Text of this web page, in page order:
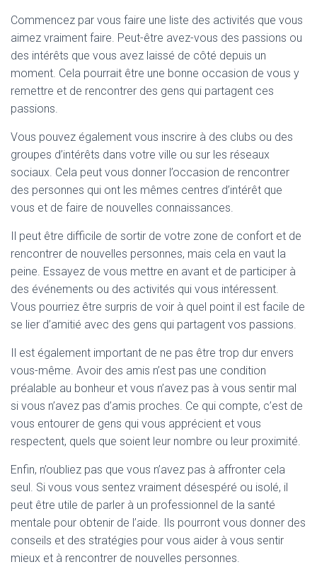
Commencez par vous faire une liste des activités que vous
aimez vraiment faire. Peut-être avez-vous des passions ou
des intérêts que vous avez laissé de côté depuis un
moment. Cela pourrait être une bonne occasion de vous y
remettre et de rencontrer des gens qui partagent ces
passions.
Vous pouvez également vous inscrire à des clubs ou des
groupes d’intérêts dans votre ville ou sur les réseaux
sociaux. Cela peut vous donner l’occasion de rencontrer
des personnes qui ont les mêmes centres d’intérêt que
vous et de faire de nouvelles connaissances.
Il peut être difficile de sortir de votre zone de confort et de
rencontrer de nouvelles personnes, mais cela en vaut la
peine. Essayez de vous mettre en avant et de participer à
des événements ou des activités qui vous intéressent.
Vous pourriez être surpris de voir à quel point il est facile de
se lier d’amitié avec des gens qui partagent vos passions.
Il est également important de ne pas être trop dur envers
vous-même. Avoir des amis n’est pas une condition
préalable au bonheur et vous n’avez pas à vous sentir mal
si vous n’avez pas d’amis proches. Ce qui compte, c’est de
vous entourer de gens qui vous apprécient et vous
respectent, quels que soient leur nombre ou leur proximité.
Enfin, n’oubliez pas que vous n’avez pas à affronter cela
seul. Si vous vous sentez vraiment désespéré ou isolé, il
peut être utile de parler à un professionnel de la santé
mentale pour obtenir de l’aide. Ils pourront vous donner des
conseils et des stratégies pour vous aider à vous sentir
mieux et à rencontrer de nouvelles personnes.